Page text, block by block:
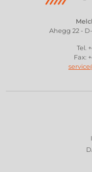
Ahegg 22 -
Tel.
Fax: